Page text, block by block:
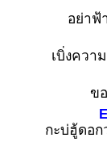
อย่าฟ้
เบิ่งควา
ข
กะบ่ฮู้ดอก